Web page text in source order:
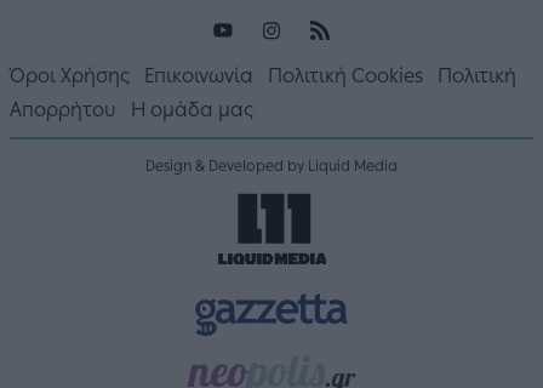
Όροι Χρήσης Επικοινωνία Πολιτική Cookies
Πολιτική
Απορρήτου
Η ομάδα μας
Design & Developed by Liquid Media